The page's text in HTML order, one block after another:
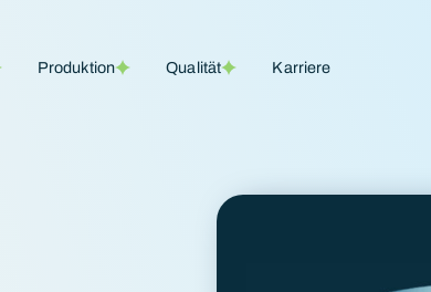
Produktion Qualität
Karriere